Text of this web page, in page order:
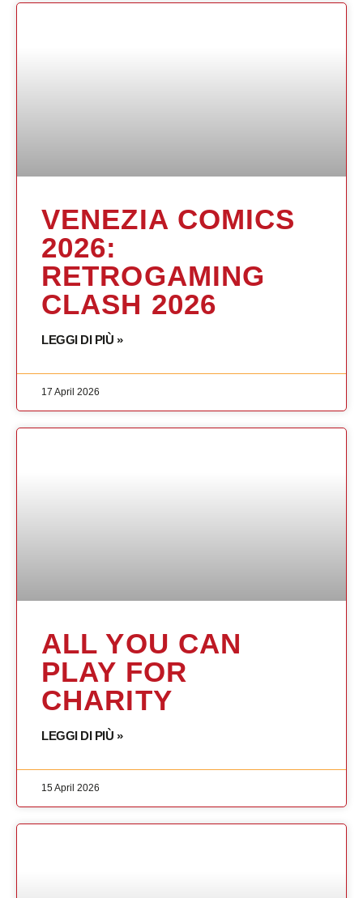
VENEZIA COMICS
2026:
RETROGAMING
CLASH 2026
LEGGI DI PIÙ »
17 April 2026
ALL YOU CAN
PLAY FOR
CHARITY
LEGGI DI PIÙ »
15 April 2026